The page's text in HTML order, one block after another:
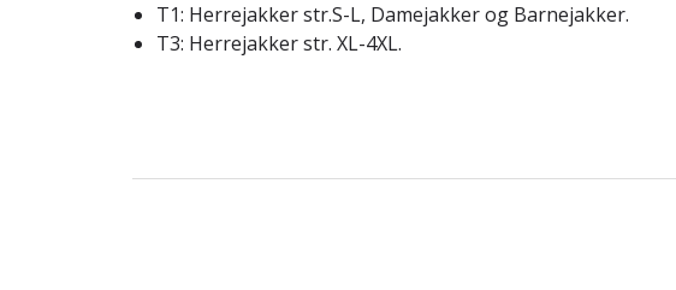
T1: Herrejakker str.S-L, Damejakker og Barnejakker.
T3: Herrejakker str. XL-4XL.